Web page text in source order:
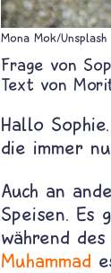
Mona Mok/Unsplash
Text von
Hallo
die immer
Auch an
Speisen. Es
während
Muhammad